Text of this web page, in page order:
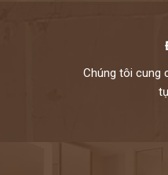
Chúng tôi cung